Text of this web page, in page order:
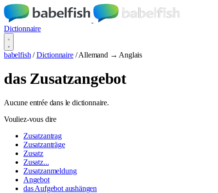
Dictionnaire
babelfish / Dictionnaire / Allemand → Anglais
das Zusatzangebot
Aucune entrée dans le dictionnaire.
Vouliez-vous dire
Zusatzantrag
Zusatzanträge
Zusatz
Zusatz...
Zusatzanmeldung
Angebot
das Aufgebot aushängen